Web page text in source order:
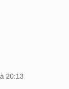
20:13